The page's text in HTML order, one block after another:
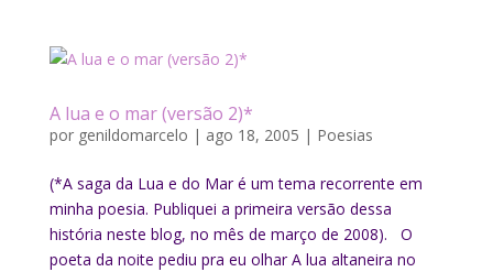
A lua e o mar (versão 2)*
por genildomarcelo | ago 18, 2005 | Poesias
(*A saga da Lua e do Mar é um tema recorrente em
minha poesia. Publiquei a primeira versão dessa
história neste blog, no mês de março de 2008). O
poeta da noite pediu pra eu olhar A lua altaneira no